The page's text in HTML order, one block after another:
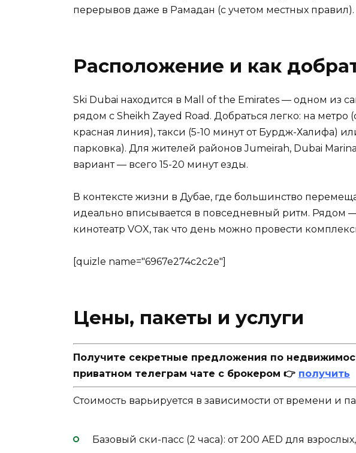
перерывов даже в Рамадан (с учетом местных правил).
Расположение и как
Ski Dubai находится в Mall of the Emirates — одном из
рядом с Sheikh Zayed Road. Добраться легко: на метро
красная линия), такси (5-10 минут от Бурдж-Халифа)
парковка). Для жителей районов Jumeirah, Dubai
вариант — всего 15-20 минут езды.
В контексте жизни в Дубае, где большинство
идеально вписывается в повседневный ритм. Рядом
кинотеатр VOX, так что день можно провести
[quizle name="6967e274c2c2e"]
Цены, пакеты и услуги
Получите секретные предложения по
приватном телеграм чате с брокером 👉 получить
Стоимость варьируется в зависимости от времени и
Базовый ски-пасс (2 часа): от 200 AED для